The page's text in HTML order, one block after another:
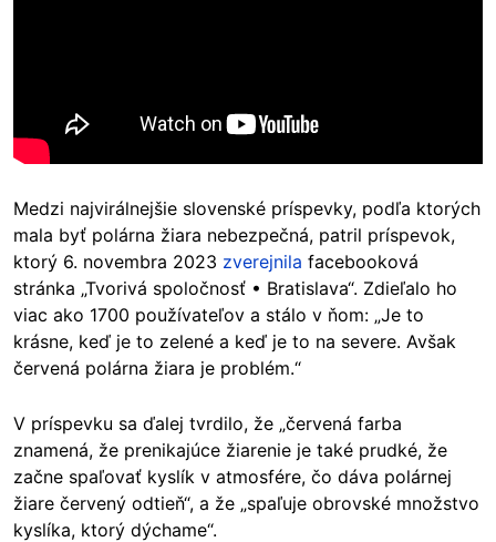
Medzi najvirálnejšie slovenské príspevky, podľa ktorých
mala byť polárna žiara nebezpečná, patril príspevok,
ktorý 6. novembra 2023 zverejnila facebooková
stránka „Tvorivá spoločnosť • Bratislava“. Zdieľalo ho
viac ako 1700 používateľov a stálo v ňom: „Je to
krásne, keď je to zelené a keď je to na severe. Avšak
červená polárna žiara je problém.“
V príspevku sa ďalej tvrdilo, že „červená farba
znamená, že prenikajúce žiarenie je také prudké, že
začne spaľovať kyslík v atmosfére, čo dáva polárnej
žiare červený odtieň“, a že „spaľuje obrovské množstvo
kyslíka, ktorý dýchame“.